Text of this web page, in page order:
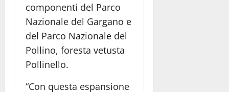
componenti del Parco
Nazionale del Gargano e
del Parco Nazionale del
Pollino, foresta vetusta
Pollinello.
“Con questa espansione